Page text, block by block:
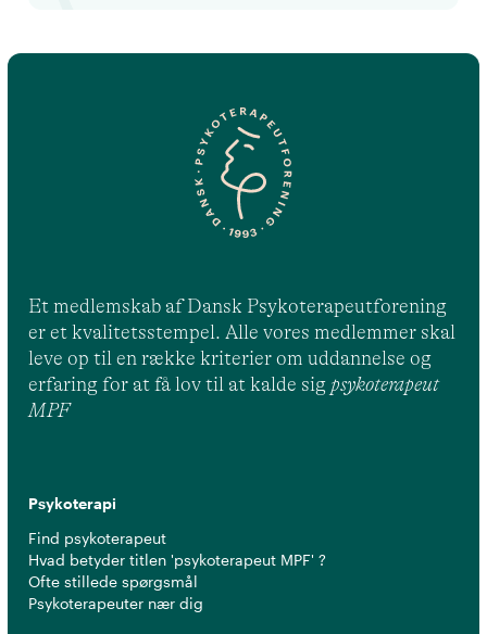
Et medlemskab af Dansk Psykoterapeutforening
er et kvalitetsstempel. Alle vores medlemmer skal
leve op til en række kriterier om uddannelse og
erfaring for at få lov til at kalde sig psykoterapeut
MPF
Psykoterapi
Find psykoterapeut
Hvad betyder titlen 'psykoterapeut MPF' ?
Ofte stillede spørgsmål
Psykoterapeuter nær dig